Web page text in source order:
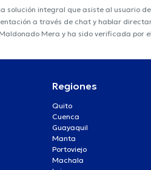
solución integral que asiste al usuario
a través de chat y hablar
Mera y ha sido verificada por
Regiones
Quito
Cuenca
Guayaquil
Manta
Portoviejo
Machala